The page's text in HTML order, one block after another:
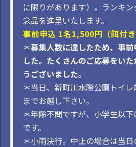
に限りがあります）。ランキ
念品を進呈いたします。
事前申込 1名1,500円（餌付き
＊募集人数に達したため、事
した。たくさんのご応募をい
うございました。
＊当日、新町川水際公園トイ
までお越し下さい。
＊年齢不問ですが、小学生以
です。
＊小雨決行。中止の場合は当